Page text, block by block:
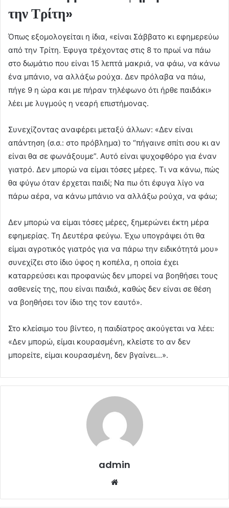
την Τρίτη»
Όπως εξομολογείται η ίδια, «είναι Σάββατο κι εφημερεύω
από την Τρίτη. Έφυγα τρέχοντας στις 8 το πρωί να πάω
στο δωμάτιο που είναι 15 λεπτά μακριά, να φάω, να κάνω
ένα μπάνιο, να αλλάξω ρούχα. Δεν πρόλαβα να πάω,
πήγε 9 η ώρα και με πήραν τηλέφωνο ότι ήρθε παιδάκι»
λέει με λυγμούς η νεαρή επιστήμονας.
Συνεχίζοντας αναφέρει μεταξύ άλλων: «Δεν είναι
απάντηση (σ.σ.: στο πρόβλημα) το “πήγαινε σπίτι σου κι αν
είναι θα σε φωνάξουμε”. Αυτό είναι ψυχοφθόρο για έναν
γιατρό. Δεν μπορώ να είμαι τόσες μέρες. Τι να κάνω, πώς
θα φύγω όταν έρχεται παιδί; Να πω ότι έφυγα λίγο να
πάρω αέρα, να κάνω μπάνιο να αλλάξω ρούχα, να φάω;
Δεν μπορώ να είμαι τόσες μέρες, ξημερώνει έκτη μέρα
εφημερίας. Τη Δευτέρα φεύγω. Έχω υπογράψει ότι θα
είμαι αγροτικός γιατρός για να πάρω την ειδικότητά μου»
συνεχίζει στο ίδιο ύφος η κοπέλα, η οποία έχει
καταρρεύσει και προφανώς δεν μπορεί να βοηθήσει τους
ασθενείς της, που είναι παιδιά, καθώς δεν είναι σε θέση
να βοηθήσει τον ίδιο της τον εαυτό».
Στο κλείσιμο του βίντεο, η παιδίατρος ακούγεται να λέει:
«Δεν μπορώ, είμαι κουρασμένη, κλείστε το αν δεν
μπορείτε, είμαι κουρασμένη, δεν βγαίνει…».
admin